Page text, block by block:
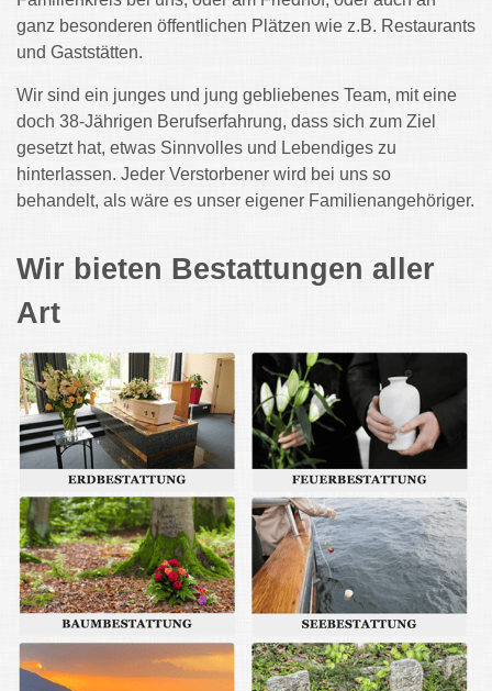
ganz besonderen öffentlichen Plätzen wie z.B. Restaurants
und Gaststätten.
Wir sind ein junges und jung gebliebenes Team, mit eine
doch 38-Jährigen Berufserfahrung, dass sich zum Ziel
gesetzt hat, etwas Sinnvolles und Lebendiges zu
hinterlassen. Jeder Verstorbener wird bei uns so
behandelt, als wäre es unser eigener Familienangehöriger.
Wir bieten Bestattungen aller
Art